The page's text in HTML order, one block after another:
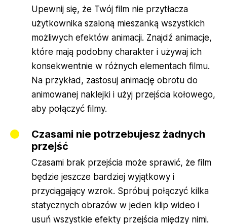
Upewnij się, że Twój film nie przytłacza
użytkownika szaloną mieszanką wszystkich
możliwych efektów animacji. Znajdź animacje,
które mają podobny charakter i używaj ich
konsekwentnie w różnych elementach filmu.
Na przykład, zastosuj animację obrotu do
animowanej naklejki i użyj przejścia kołowego,
aby połączyć filmy.
Czasami nie potrzebujesz żadnych
przejść
Czasami brak przejścia może sprawić, że film
będzie jeszcze bardziej wyjątkowy i
przyciągający wzrok. Spróbuj połączyć kilka
statycznych obrazów w jeden klip wideo i
usuń wszystkie efekty przejścia między nimi.